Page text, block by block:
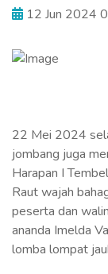
12 Jun 2024
22 Mei 2024
jombang juga
Harapan I
Raut wajah
peserta dan
ananda Imelda
lomba lompat